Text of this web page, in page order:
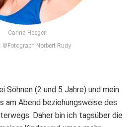
Carina Heeger
©Fotograph Norbert Rudy
Söhnen (2 und 5 Jahre) und mein
am Abend beziehungsweise des
Daher bin ich tagsüber die